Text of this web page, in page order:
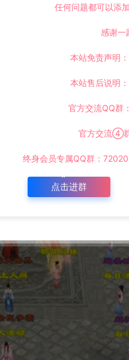
任何问题都可以添
感谢一
本站免责声明：
本站售后说明：
官方交流QQ群
官方交流④
终身会员专属QQ群：
点击进群